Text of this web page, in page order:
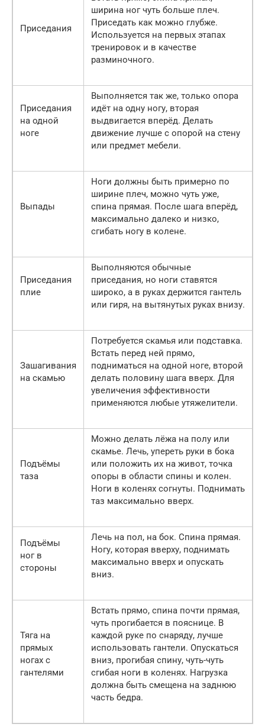
Приседания
ширина ног чуть больше плеч.
Приседать как можно глубже.
Используется на первых этапах
тренировок и в качестве
разминочного.
Приседания
на одной
ноге
Выполняется так же, только опора
идёт на одну ногу, вторая
выдвигается вперёд. Делать
движение лучше с опорой на стену
или предмет мебели.
Выпады
Ноги должны быть примерно по
ширине плеч, можно чуть уже,
спина прямая. После шага вперёд,
максимально далеко и низко,
сгибать ногу в колене.
Приседания
плие
Выполняются обычные
приседания, но ноги ставятся
широко, а в руках держится гантель
или гиря, на вытянутых руках внизу.
Зашагивания
на скамью
Потребуется скамья или подставка.
Встать перед ней прямо,
подниматься на одной ноге, второй
делать половину шага вверх. Для
увеличения эффективности
применяются любые утяжелители.
Подъёмы
таза
Можно делать лёжа на полу или
скамье. Лечь, упереть руки в бока
или положить их на живот, точка
опоры в области спины и колен.
Ноги в коленях согнуты. Поднимать
таз максимально вверх.
Подъёмы
ног в
стороны
Лечь на пол, на бок. Спина прямая.
Ногу, которая вверху, поднимать
максимально вверх и опускать
вниз.
Тяга на
прямых
ногах с
гантелями
Встать прямо, спина почти прямая,
чуть прогибается в пояснице. В
каждой руке по снаряду, лучше
использовать гантели. Опускаться
вниз, прогибая спину, чуть-чуть
сгибая ноги в коленях. Нагрузка
должна быть смещена на заднюю
часть бедра.